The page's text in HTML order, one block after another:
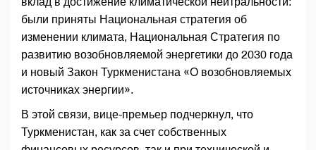
были приняты Национальная стратегия об
изменении климата, Национальная Стратегия по
развитию возобновляемой энергетики до 2030 года
и новый Закон Туркменистана «О возобновляемых
источниках энергии».
В этой связи, вице-премьер подчеркнул, что
Туркменистан, как за счет собственных